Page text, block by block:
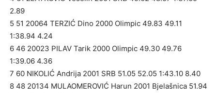
2.89
5 51 20064 TERZIĆ Dino 2000 Olimpic 49.83 49.11
1:38.94 4.24
6 46 20023 PILAV Tarik 2000 Olimpic 49.30 49.76
1:39.06 4.36
7 60 NIKOLIĆ Andrija 2001 SRB 51.05 52.05 1:43.10 8.40
8 48 20134 MULAOMEROVIĆ Harun 2001 Bjelašnica 51.94